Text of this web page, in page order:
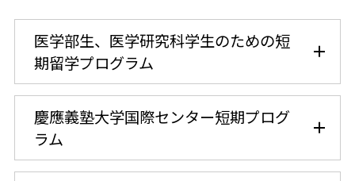
湘南藤沢
矢上
信濃町
芝共立
医学部生、医学研究科学生のための短
期留学プログラム
慶應義塾大学国際センター短期プログ
ラム